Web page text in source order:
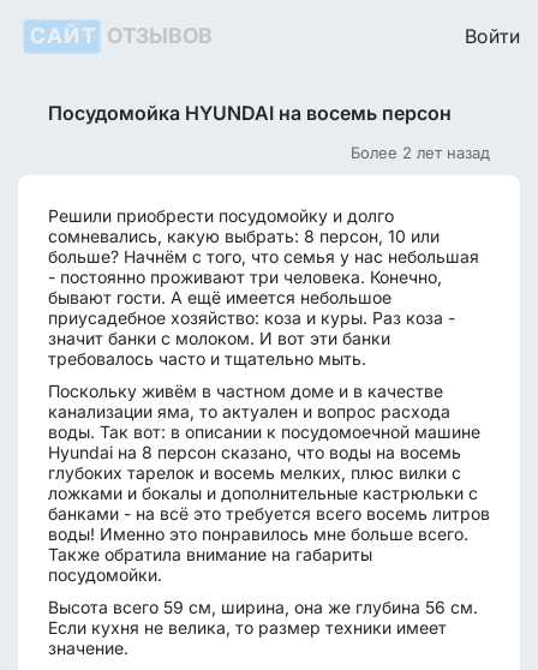
САЙТ ОТЗЫВОВ Войти
Посудомойка HYUNDAI на восемь персон
Более 2 лет назад
Решили приобрести посудомойку и долго
сомневались, какую выбрать: 8 персон, 10 или
больше? Начнём с того, что семья у нас небольшая
- постоянно проживают три человека. Конечно,
бывают гости. А ещё имеется небольшое
приусадебное хозяйство: коза и куры. Раз коза -
значит банки с молоком. И вот эти банки
требовалось часто и тщательно мыть.
Поскольку живём в частном доме и в качестве
канализации яма, то актуален и вопрос расхода
воды. Так вот: в описании к посудомоечной машине
Hyundai на 8 персон сказано, что воды на восемь
глубоких тарелок и восемь мелких, плюс вилки с
ложками и бокалы и дополнительные кастрюльки с
банками - на всё это требуется всего восемь литров
воды! Именно это понравилось мне больше всего.
Также обратила внимание на габариты
посудомойки.
Высота всего 59 см, ширина, она же глубина 56 см.
Если кухня не велика, то размер техники имеет
значение.